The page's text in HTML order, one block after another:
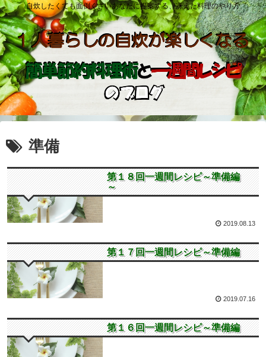
自炊したくても面倒くさいあなたに提案する、冴えた料理のやり方
準備
第１８回一週間レシピ
第１８回一週間レシピ～準備編
～
2019.08.13
第１７回一週間レシピ 第１７回一週間レシピ～準備編
2019.07.16
第１６回一週間レシピ 第１６回一週間レシピ～準備編